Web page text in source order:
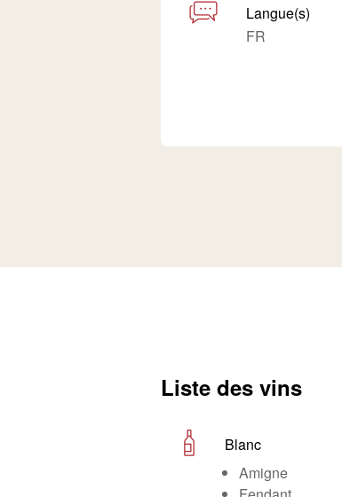
Langue(s)
FR
Liste des vins
Blanc
Amigne